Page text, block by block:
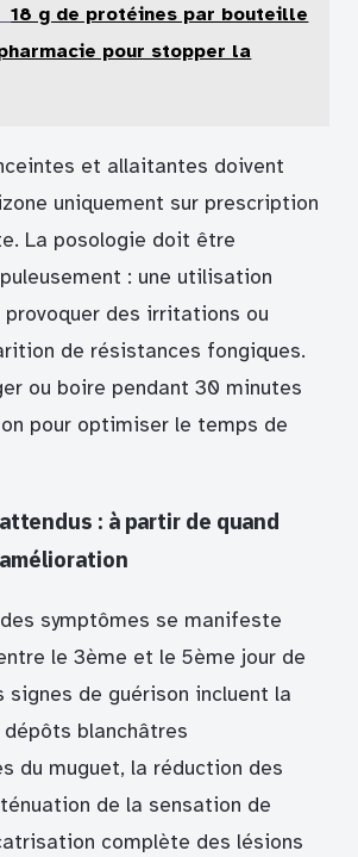
18 g de protéines par bouteille
pour stopper la
et allaitantes doivent
uniquement sur prescription
La posologie doit être
: une utilisation
provoquer des irritations ou
de résistances fongiques.
ou boire pendant 30 minutes
pour optimiser le temps de
: à partir de quand
symptômes se manifeste
le 3ème et le 5ème jour de
signes de guérison incluent la
blanchâtres
du muguet, la réduction des
de la sensation de
complète des lésions